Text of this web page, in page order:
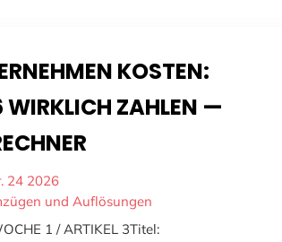
KOSTEN:
ZAHLEN —
24 2026
und Auflösungen
1 / ARTIKEL 3Titel: